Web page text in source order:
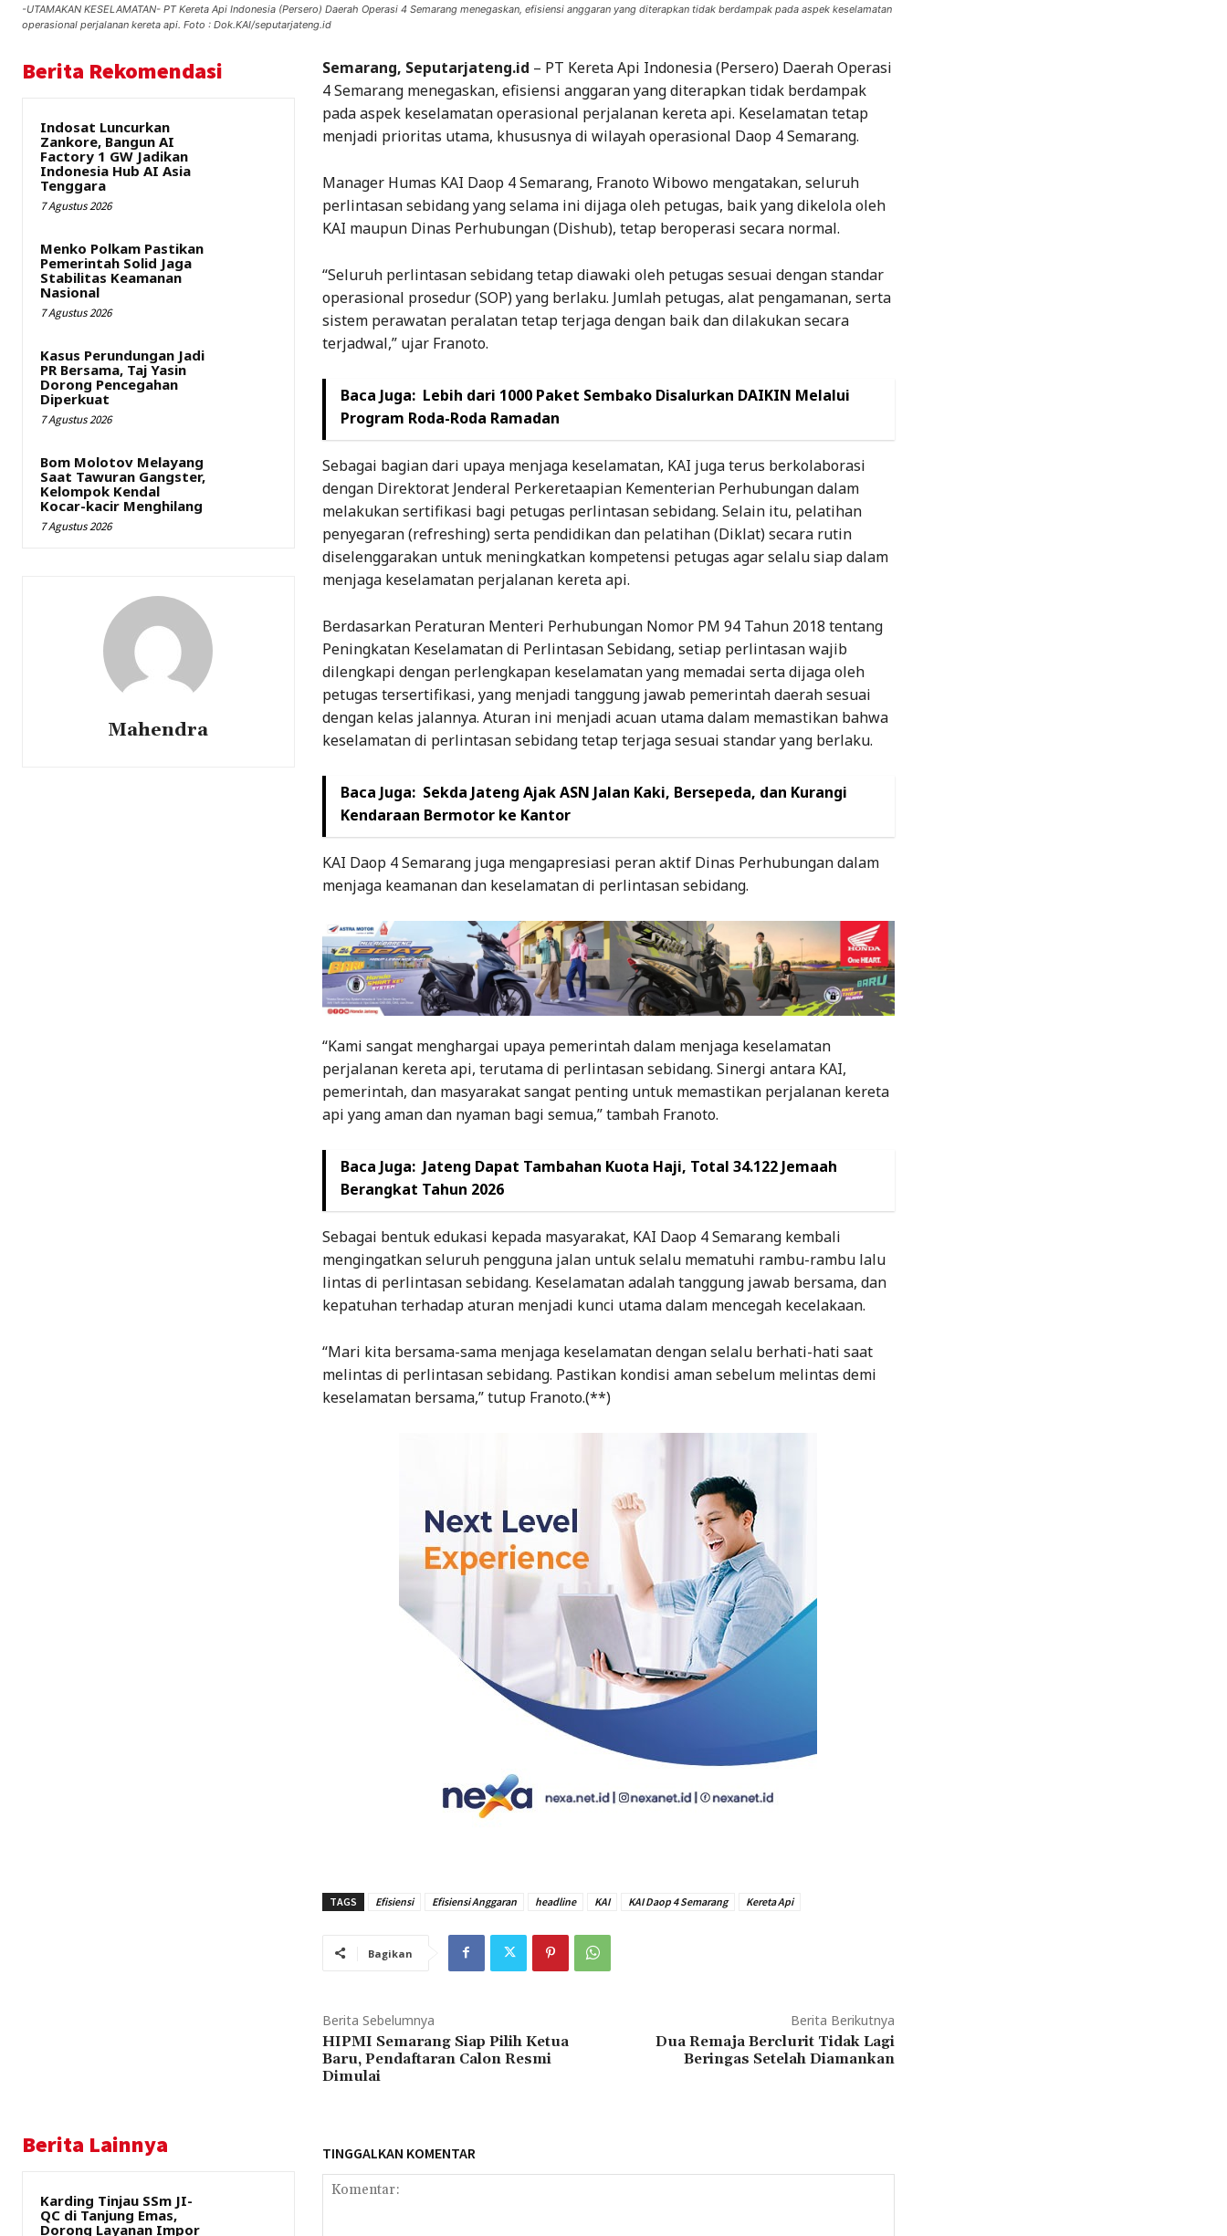
-UTAMAKAN KESELAMATAN- PT Kereta Api Indonesia (Persero) Daerah Operasi 4 Semarang menegaskan, efisiensi anggaran yang diterapkan tidak berdampak pada aspek keselamatan
operasional perjalanan kereta api. Foto : Dok.KAI/seputarjateng.id
Berita Rekomendasi
Indosat Luncurkan
Zankore, Bangun AI
Factory 1 GW Jadikan
Indonesia Hub AI Asia
Tenggara
7 Agustus 2026
Menko Polkam Pastikan
Pemerintah Solid Jaga
Stabilitas Keamanan
Nasional
7 Agustus 2026
Kasus Perundungan Jadi
PR Bersama, Taj Yasin
Dorong Pencegahan
Diperkuat
7 Agustus 2026
Bom Molotov Melayang
Saat Tawuran Gangster,
Kelompok Kendal
Kocar-kacir Menghilang
7 Agustus 2026
Mahendra
Semarang, Seputarjateng.id – PT Kereta Api Indonesia (Persero) Daerah Operasi
4 Semarang menegaskan, efisiensi anggaran yang diterapkan tidak berdampak
pada aspek keselamatan operasional perjalanan kereta api. Keselamatan tetap
menjadi prioritas utama, khususnya di wilayah operasional Daop 4 Semarang.
Manager Humas KAI Daop 4 Semarang, Franoto Wibowo mengatakan, seluruh
perlintasan sebidang yang selama ini dijaga oleh petugas, baik yang dikelola oleh
KAI maupun Dinas Perhubungan (Dishub), tetap beroperasi secara normal.
“Seluruh perlintasan sebidang tetap diawaki oleh petugas sesuai dengan standar
operasional prosedur (SOP) yang berlaku. Jumlah petugas, alat pengamanan, serta
sistem perawatan peralatan tetap terjaga dengan baik dan dilakukan secara
terjadwal,” ujar Franoto.
Baca Juga: Lebih dari 1000 Paket Sembako Disalurkan DAIKIN Melalui
Program Roda-Roda Ramadan
Sebagai bagian dari upaya menjaga keselamatan, KAI juga terus berkolaborasi
dengan Direktorat Jenderal Perkeretaapian Kementerian Perhubungan dalam
melakukan sertifikasi bagi petugas perlintasan sebidang. Selain itu, pelatihan
penyegaran (refreshing) serta pendidikan dan pelatihan (Diklat) secara rutin
diselenggarakan untuk meningkatkan kompetensi petugas agar selalu siap dalam
menjaga keselamatan perjalanan kereta api.
Berdasarkan Peraturan Menteri Perhubungan Nomor PM 94 Tahun 2018 tentang
Peningkatan Keselamatan di Perlintasan Sebidang, setiap perlintasan wajib
dilengkapi dengan perlengkapan keselamatan yang memadai serta dijaga oleh
petugas tersertifikasi, yang menjadi tanggung jawab pemerintah daerah sesuai
dengan kelas jalannya. Aturan ini menjadi acuan utama dalam memastikan bahwa
keselamatan di perlintasan sebidang tetap terjaga sesuai standar yang berlaku.
Baca Juga: Sekda Jateng Ajak ASN Jalan Kaki, Bersepeda, dan Kurangi
Kendaraan Bermotor ke Kantor
KAI Daop 4 Semarang juga mengapresiasi peran aktif Dinas Perhubungan dalam
menjaga keamanan dan keselamatan di perlintasan sebidang.
“Kami sangat menghargai upaya pemerintah dalam menjaga keselamatan
perjalanan kereta api, terutama di perlintasan sebidang. Sinergi antara KAI,
pemerintah, dan masyarakat sangat penting untuk memastikan perjalanan kereta
api yang aman dan nyaman bagi semua,” tambah Franoto.
Baca Juga: Jateng Dapat Tambahan Kuota Haji, Total 34.122 Jemaah
Berangkat Tahun 2026
Sebagai bentuk edukasi kepada masyarakat, KAI Daop 4 Semarang kembali
mengingatkan seluruh pengguna jalan untuk selalu mematuhi rambu-rambu lalu
lintas di perlintasan sebidang. Keselamatan adalah tanggung jawab bersama, dan
kepatuhan terhadap aturan menjadi kunci utama dalam mencegah kecelakaan.
“Mari kita bersama-sama menjaga keselamatan dengan selalu berhati-hati saat
melintas di perlintasan sebidang. Pastikan kondisi aman sebelum melintas demi
keselamatan bersama,” tutup Franoto.(**)
TAGS Efisiensi Efisiensi Anggaran headline KAI KAI Daop 4 Semarang Kereta Api
Bagikan
Berita Sebelumnya
HIPMI Semarang Siap Pilih Ketua
Baru, Pendaftaran Calon Resmi
Dimulai
Berita Berikutnya
Dua Remaja Berclurit Tidak Lagi
Beringas Setelah Diamankan
Berita Lainnya
Karding Tinjau SSm JI-
QC di Tanjung Emas,
Dorong Layanan Impor
TINGGALKAN KOMENTAR